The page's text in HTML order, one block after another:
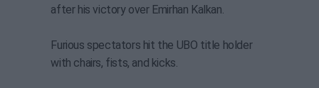
after his victory over Emirhan Kalkan.
Furious spectators hit the UBO title holder
with chairs, fists, and kicks.